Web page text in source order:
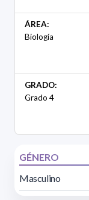
ÁREA:
Biología
GRADO:
Grado 4
GÉNERO
Masculino